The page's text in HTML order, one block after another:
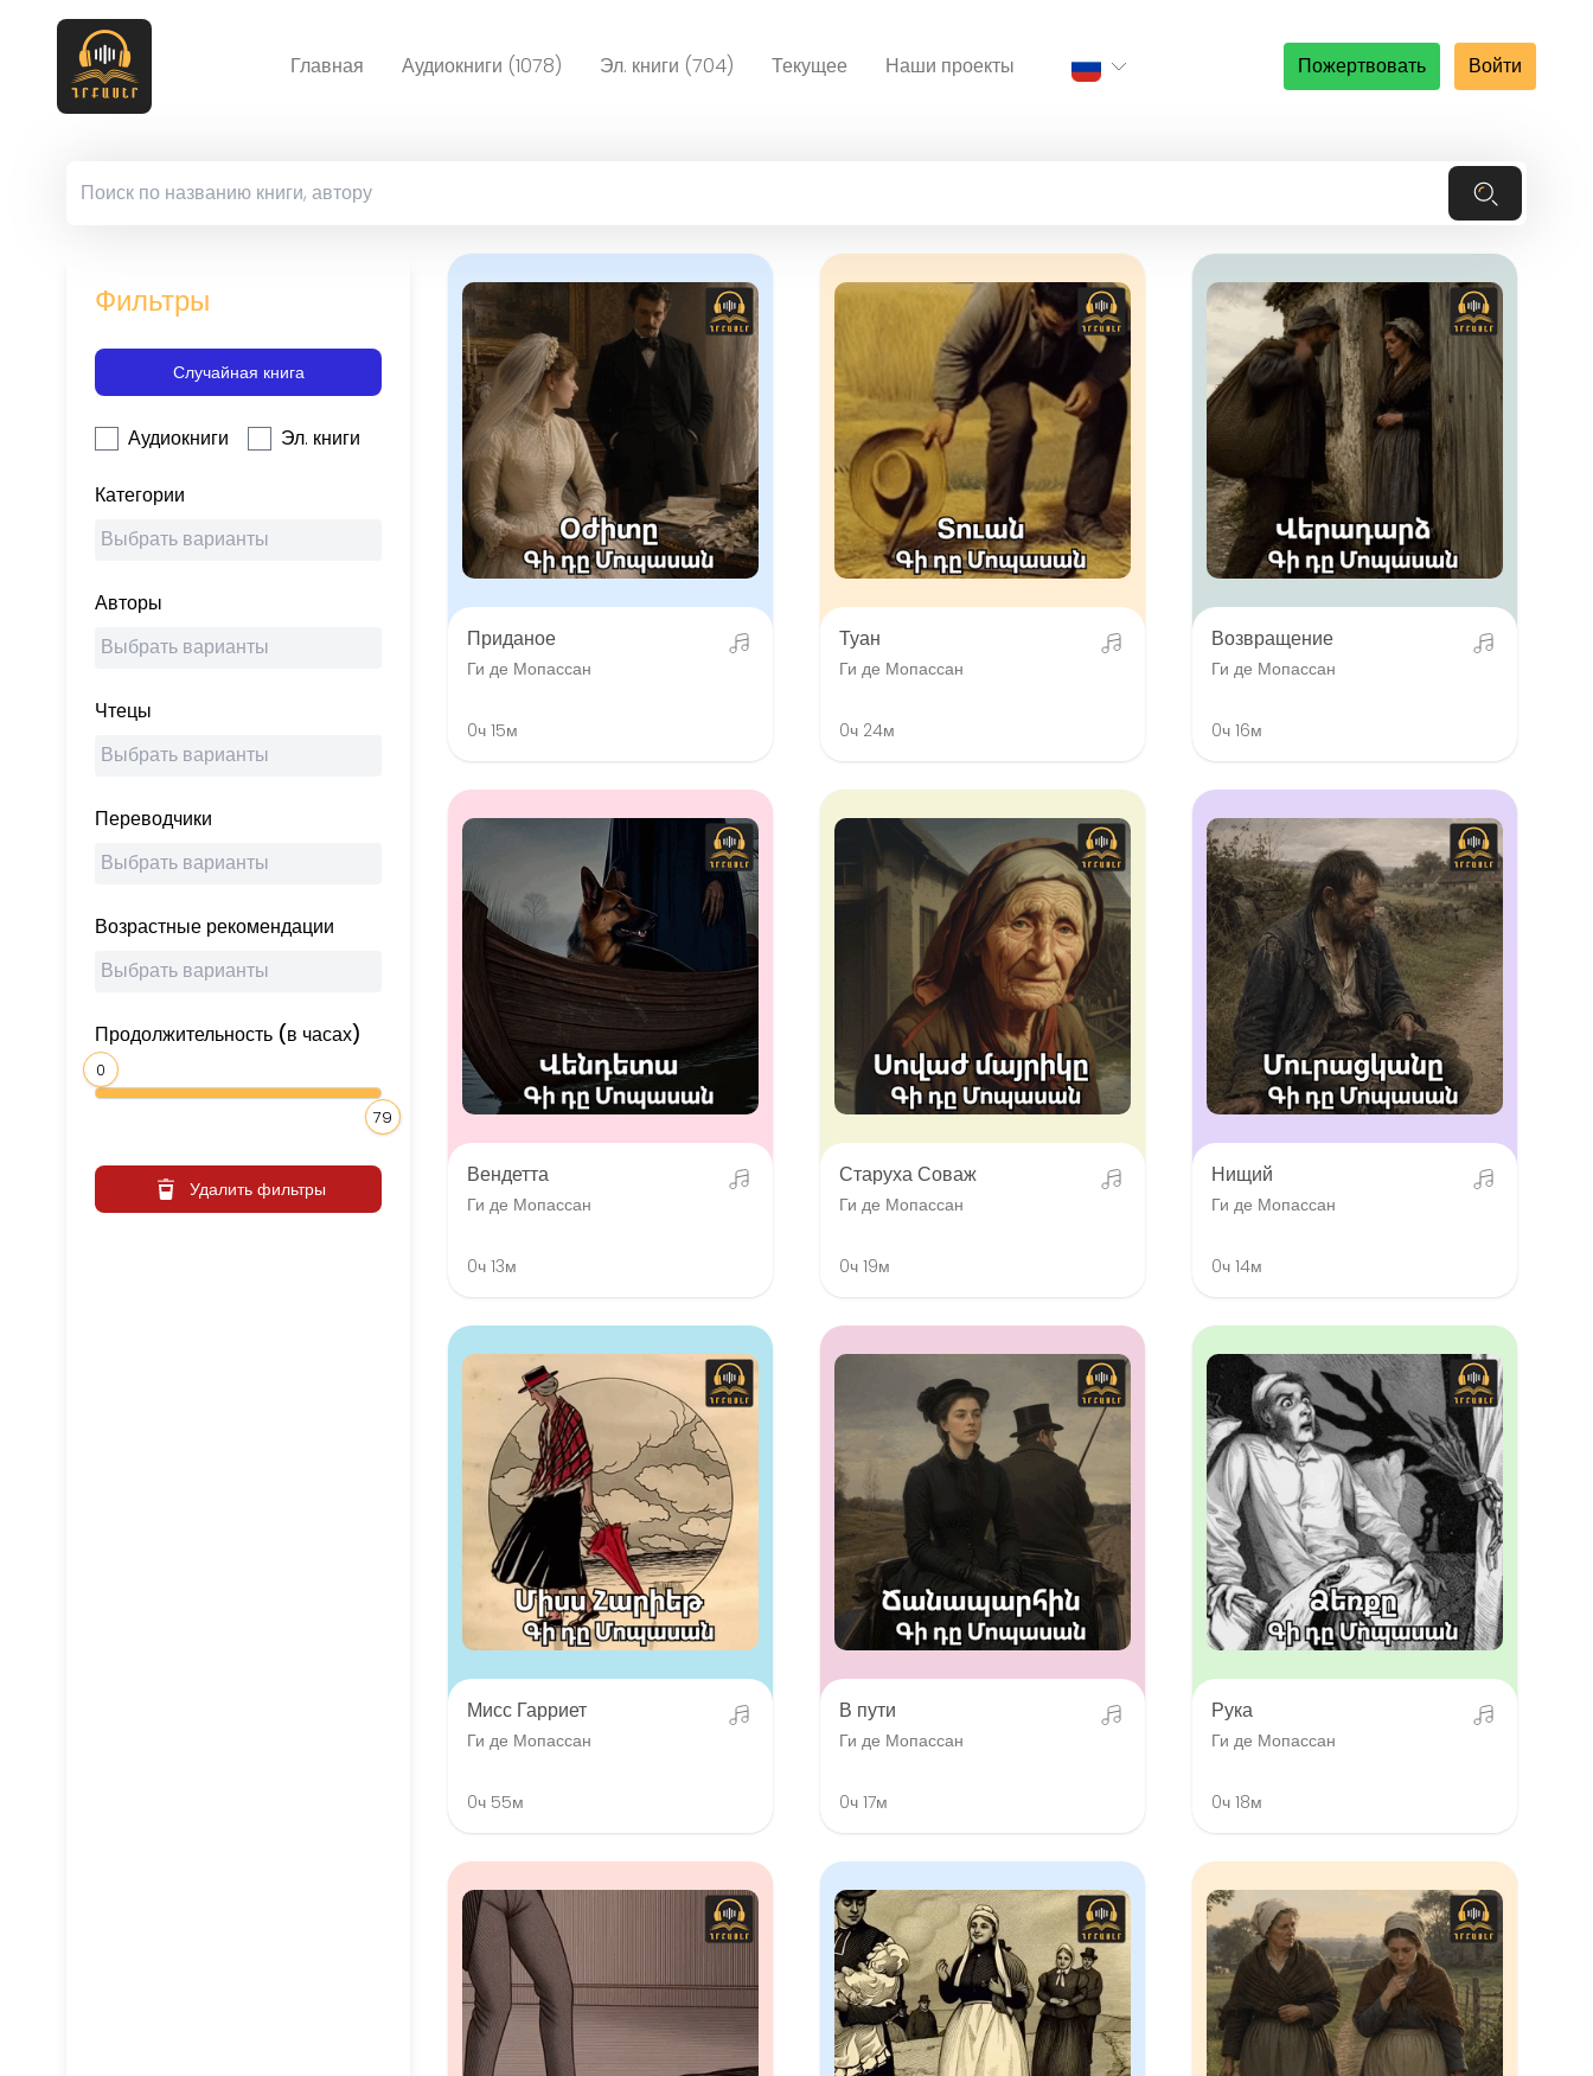
Пожертвовать Войти
Главная Аудиокниги (1078) Эл. книги (704) Текущее Наши проекты
Фильтры
Случайная книга
Аудиокниги Эл. книги
Категории
Авторы
Чтецы
Переводчики
Возрастные рекомендации
Продолжительность (в часах)
0
79
Удалить фильтры
Приданое
Ги де Мопассан
0ч 15м
Туан
Ги де Мопассан
0ч 24м
Возвращение
Ги де Мопассан
0ч 16м
Вендетта
Ги де Мопассан
0ч 13м
Старуха Соваж
Ги де Мопассан
0ч 19м
Нищий
Ги де Мопассан
0ч 14м
Мисс Гарриет
Ги де Мопассан
0ч 55м
В пути
Ги де Мопассан
0ч 17м
Рука
Ги де Мопассан
0ч 18м